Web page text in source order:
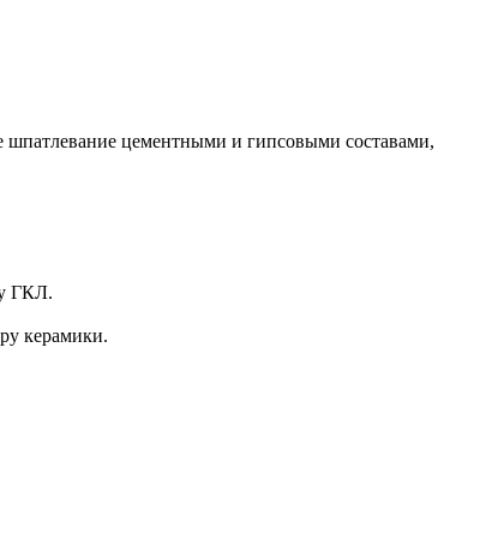
шпатлевание цементными и гипсовыми составами,
ГКЛ.
керамики.